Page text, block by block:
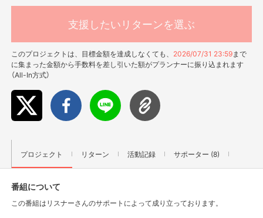
支援したいリターンを選ぶ
このプロジェクトは、目標金額を達成しなくても、 2026/07/31 23:59まで
に集まった金額から手数料を差し引いた額がプランナーに振り込まれます
（All-In方式）
プロジェクト リターン 活動記録 サポーター (8)
番組について
この番組はリスナーさんのサポートによって成り立っております。